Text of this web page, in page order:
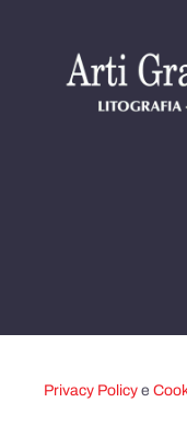
Privacy Policy e